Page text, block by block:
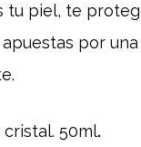
tu piel, te
por
50ml.